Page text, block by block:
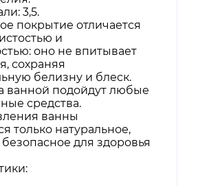
3,5.
покрытие отличается
и
оно не впитывает
сохраняя
белизну и блеск.
ванной подойдут любые
средства.
ванны
только натуральное,
для здоровья